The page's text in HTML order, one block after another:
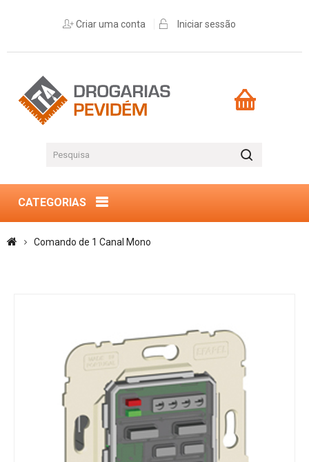
Criar uma conta Iniciar sessão
CATEGORIAS
Comando de 1 Canal Mono